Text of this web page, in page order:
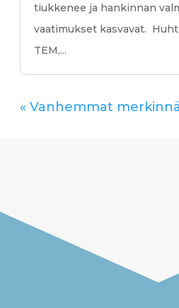
tiukkenee ja hankinnan
vaatimukset kasvavat.
TEM,...
« Vanhemmat